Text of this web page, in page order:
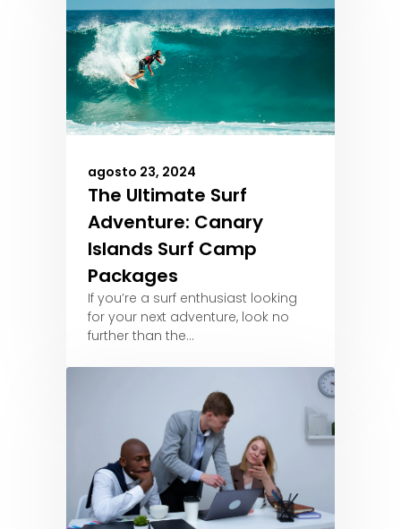
agosto 23, 2024
The Ultimate Surf
Adventure: Canary
Islands Surf Camp
Packages
If you’re a surf enthusiast looking
for your next adventure, look no
further than the…